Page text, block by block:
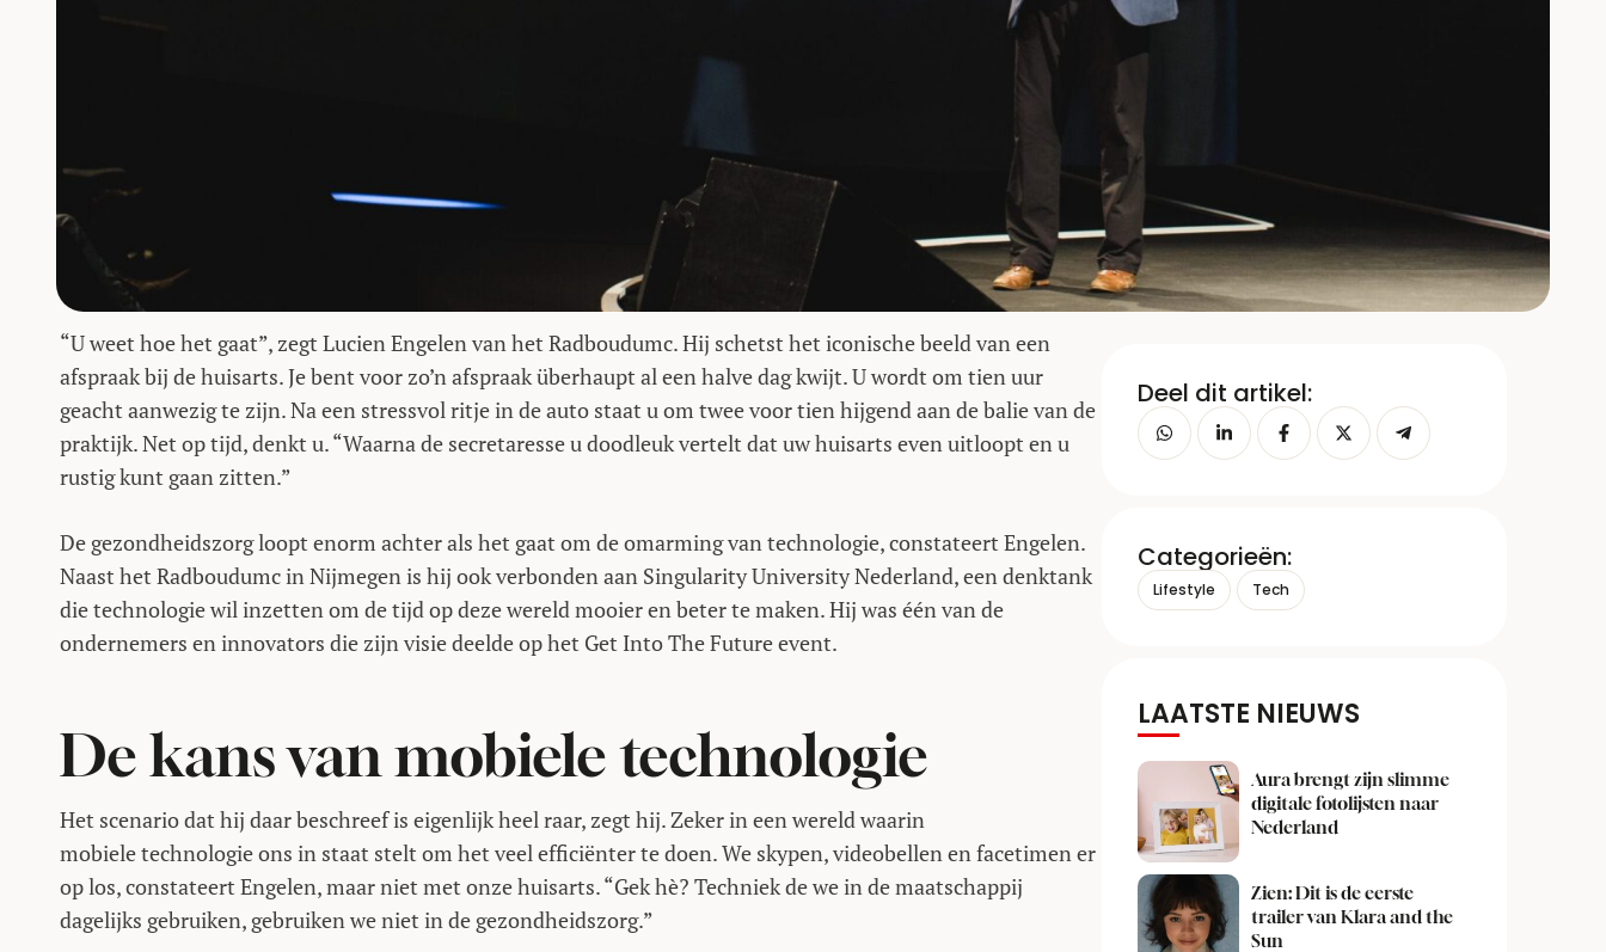
“U weet hoe het gaat”, zegt Lucien Engelen van het Radboudumc. Hij schetst het iconische beeld van een
afspraak bij de huisarts. Je bent voor zo’n afspraak überhaupt al een halve dag kwijt. U wordt om tien uur
geacht aanwezig te zijn. Na een stressvol ritje in de auto staat u om twee voor tien hijgend aan de balie van de
praktijk. Net op tijd, denkt u. “Waarna de secretaresse u doodleuk vertelt dat uw huisarts even uitloopt en u
rustig kunt gaan zitten.”
De gezondheidszorg loopt enorm achter als het gaat om de omarming van technologie, constateert Engelen.
Naast het Radboudumc in Nijmegen is hij ook verbonden aan Singularity University Nederland, een denktank
die technologie wil inzetten om de tijd op deze wereld mooier en beter te maken. Hij was één van de
ondernemers en innovators die zijn visie deelde op het Get Into The Future event.
De kans van mobiele technologie
Het scenario dat hij daar beschreef is eigenlijk heel raar, zegt hij. Zeker in een wereld waarin
mobiele technologie ons in staat stelt om het veel efficiënter te doen. We skypen, videobellen en facetimen er
op los, constateert Engelen, maar niet met onze huisarts. “Gek hè? Techniek de we in de maatschappij
dagelijks gebruiken, gebruiken we niet in de gezondheidszorg.”
Deel dit artikel:
Categorieën:
Lifestyle Tech
LAATSTE NIEUWS
Aura brengt zijn slimme
digitale fotolijsten naar
Nederland
Zien: Dit is de eerste
trailer van Klara and the
Sun